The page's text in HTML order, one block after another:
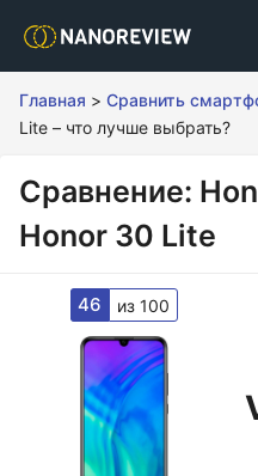
Главная > Сравнить
Lite – что лучше выбрать?
Сравнение:
Honor 30 Lite
46 из 100